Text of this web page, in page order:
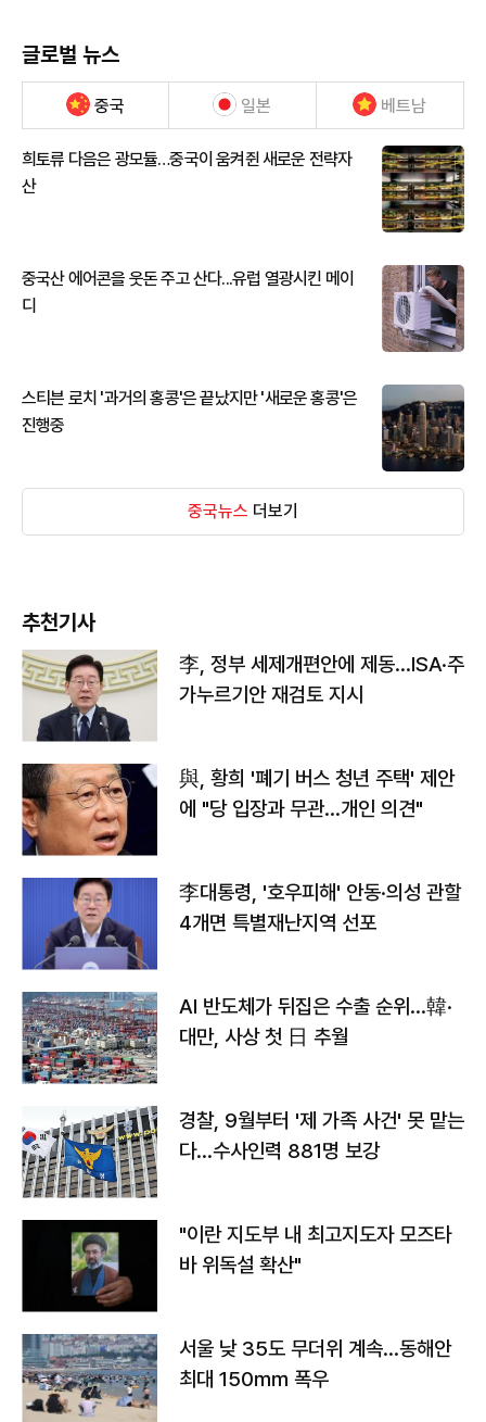
글로벌 뉴스
중국 일본 베트남
희토류 다음은 광모듈…중국이 움켜쥔 새로운 전략자
산
중국산 에어콘을 웃돈 주고 산다...유럽 열광시킨 메이
디
스티븐 로치 '과거의 홍콩'은 끝났지만 '새로운 홍콩'은
진행중
중국뉴스 더보기
추천기사
李, 정부 세제개편안에 제동…ISA·주
가누르기안 재검토 지시
與, 황희 '폐기 버스 청년 주택' 제안
에 "당 입장과 무관…개인 의견"
李대통령, '호우피해' 안동·의성 관할
4개면 특별재난지역 선포
AI 반도체가 뒤집은 수출 순위…韓·
대만, 사상 첫 日 추월
경찰, 9월부터 '제 가족 사건' 못 맡는
다…수사인력 881명 보강
"이란 지도부 내 최고지도자 모즈타
바 위독설 확산"
서울 낮 35도 무더위 계속…동해안
최대 150㎜ 폭우